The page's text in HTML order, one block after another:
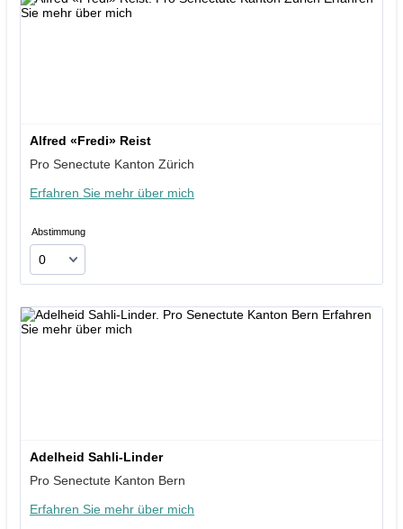
Alfred «Fredi» Reist
Pro Senectute Kanton Zürich
Erfahren Sie mehr über mich
Abstimmung
Adelheid Sahli-Linder
Pro Senectute Kanton Bern
Erfahren Sie mehr über mich